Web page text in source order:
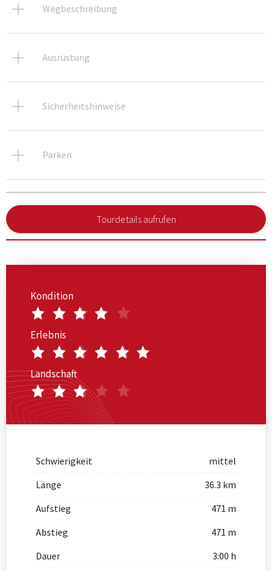
Wegbeschreibung
Ausrüstung
Sicherheitshinweise
Parken
Tourdetails aufrufen
Kondition
Erlebnis
Landschaft
Schwierigkeit
mittel
Länge
36.3 km
Aufstieg
471 m
Abstieg
471 m
Dauer
3:00 h